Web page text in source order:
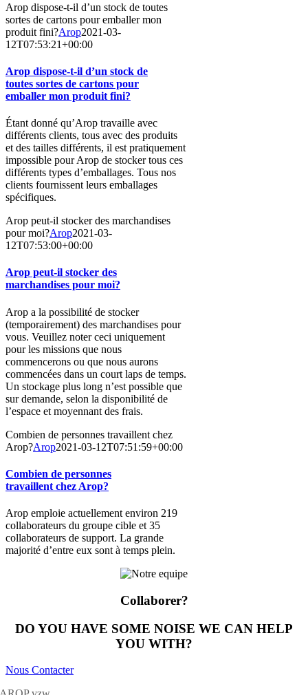
Arop dispose-t-il d’un stock de toutes
sortes de cartons pour emballer mon
produit fini?Arop2021-03-
12T07:53:21+00:00
Arop dispose-t-il d’un stock de
toutes sortes de cartons pour
emballer mon produit fini?
Étant donné qu’Arop travaille avec
différents clients, tous avec des produits
et des tailles différents, il est pratiquement
impossible pour Arop de stocker tous ces
différents types d’emballages. Tous nos
clients fournissent leurs emballages
spécifiques.
Arop peut-il stocker des marchandises
pour moi?Arop2021-03-
12T07:53:00+00:00
Arop peut-il stocker des
marchandises pour moi?
Arop a la possibilité de stocker
(temporairement) des marchandises pour
vous. Veuillez noter ceci uniquement
pour les missions que nous
commencerons ou que nous aurons
commencées dans un court laps de temps.
Un stockage plus long n’est possible que
sur demande, selon la disponibilité de
l’espace et moyennant des frais.
Combien de personnes travaillent chez
Arop?Arop2021-03-12T07:51:59+00:00
Combien de personnes
travaillent chez Arop?
Arop emploie actuellement environ 219
collaborateurs du groupe cible et 35
collaborateurs de support. La grande
majorité d’entre eux sont à temps plein.
Collaborer?
DO YOU HAVE SOME NOISE WE CAN HELP
YOU WITH?
Nous Contacter